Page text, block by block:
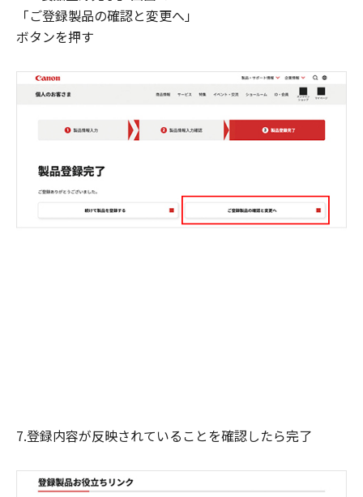
「ご登録製品の確認と変更へ」
ボタンを押す
7.登録内容が反映されていることを確認したら完了